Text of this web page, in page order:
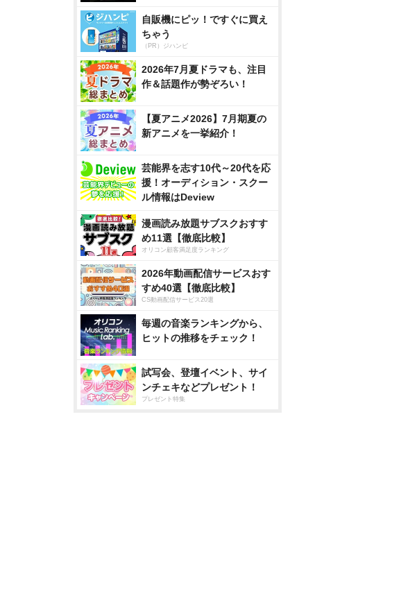
自販機にピッ！ですぐに買え
ちゃう
（PR）ジハンピ
2026年7月夏ドラマも、注目
作＆話題作が勢ぞろい！
【夏アニメ2026】7月期夏の
新アニメを一挙紹介！
芸能界を志す10代～20代を応
援！オーディション・スクー
ル情報はDeview
漫画読み放題サブスクおすす
め11選【徹底比較】
オリコン顧客満足度ランキング
2026年動画配信サービスおす
すめ40選【徹底比較】
CS動画配信サービス20選
毎週の音楽ランキングから、
ヒットの推移をチェック！
試写会、登壇イベント、サイ
ンチェキなどプレゼント！
プレゼント特集